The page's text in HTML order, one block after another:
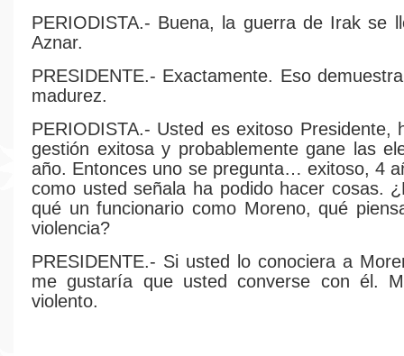
PERIODISTA.- Buena, la guerra de Irak se
Aznar.
PRESIDENTE.- Exactamente. Eso
madurez.
PERIODISTA.- Usted es exitoso Presidente,
gestión exitosa y probablemente gane las
año. Entonces uno se pregunta… exitoso, 4
como usted señala ha podido hacer cosas.
qué un funcionario como Moreno, qué
violencia?
PRESIDENTE.- Si usted lo conociera a
me gustaría que usted converse con él.
violento.